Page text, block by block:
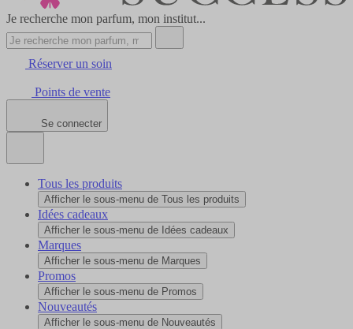
Je recherche mon parfum, mon institut...
Réserver un soin
Points de vente
Se connecter
Tous les produits
Afficher le sous-menu de Tous les produits
Idées cadeaux
Afficher le sous-menu de Idées cadeaux
Marques
Afficher le sous-menu de Marques
Promos
Afficher le sous-menu de Promos
Nouveautés
Afficher le sous-menu de Nouveautés